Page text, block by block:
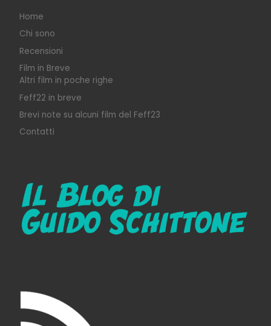
Home
Chi sono
Recensioni
Film in Breve
Altri film in poche righe
Feff22 in breve
Brevi note su alcuni film del Feff23
Contatti